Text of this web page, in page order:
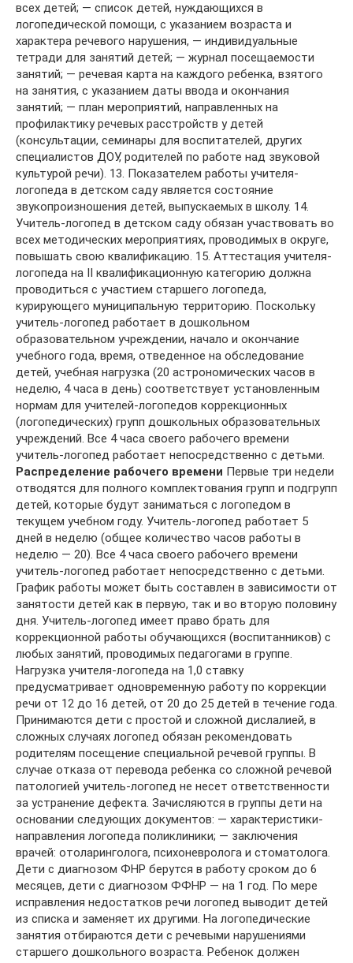
всех детей; — список детей, нуждающихся в
логопедической помощи, с указанием возраста и
характера речевого нарушения, — индивидуальные
тетради для занятий детей; — журнал посещаемости
занятий; — речевая карта на каждого ребенка, взятого
на занятия, с указанием даты ввода и окончания
занятий; — план мероприятий, направленных на
профилактику речевых расстройств у детей
(консультации, семинары для воспитателей, других
специалистов ДОУ, родителей по работе над звуковой
культурой речи). 13. Показателем работы учителя-
логопеда в детском саду является состояние
звукопроизношения детей, выпускаемых в школу. 14.
Учитель-логопед в детском саду обязан участвовать во
всех методических мероприятиях, проводимых в округе,
повышать свою квалификацию. 15. Аттестация учителя-
логопеда на II квалификационную категорию должна
проводиться с участием старшего логопеда,
курирующего муниципальную территорию. Поскольку
учитель-логопед работает в дошкольном
образовательном учреждении, начало и окончание
учебного года, время, отведенное на обследование
детей, учебная нагрузка (20 астрономических часов в
неделю, 4 часа в день) соответствует установленным
нормам для учителей-логопедов коррекционных
(логопедических) групп дошкольных образовательных
учреждений. Все 4 часа своего рабочего времени
учитель-логопед работает непосредственно с детьми.
Распределение рабочего времени Первые три недели отводятся для полного комплектования групп и подгрупп детей, которые будут заниматься с логопедом в текущем учебном году. Учитель-логопед работает 5 дней в неделю (общее количество часов работы в неделю — 20). Все 4 часа своего рабочего времени учитель-логопед работает непосредственно с детьми. График работы может быть составлен в зависимости от занятости детей как в первую, так и во вторую половину дня. Учитель-логопед имеет право брать для коррекционной работы обучающихся (воспитанников) с любых занятий, проводимых педагогами в группе. Нагрузка учителя-логопеда на 1,0 ставку предусматривает одновременную работу по коррекции речи от 12 до 16 детей, от 20 до 25 детей в течение года. Принимаются дети с простой и сложной дислалией, в сложных случаях логопед обязан рекомендовать родителям посещение специальной речевой группы. В случае отказа от перевода ребенка со сложной речевой патологией учитель-логопед не несет ответственности за устранение дефекта. Зачисляются в группы дети на основании следующих документов: — характеристики-направления логопеда поликлиники; — заключения врачей: отоларинголога, психоневролога и стоматолога. Дети с диагнозом ФНР берутся в работу сроком до 6 месяцев, дети с диагнозом ФФНР — на 1 год. По мере исправления недостатков речи логопед выводит детей из списка и заменяет их другими. На логопедические занятия отбираются дети с речевыми нарушениями старшего дошкольного возраста. Ребенок должен получать индивидуальную коррекционную помощь не менее 3 раз в неделю. Продолжительность индивидуальных занятий зависит от речевого диагноза, возраста ребенка, индивидуальных особенностей развития ребенка, его психофизического статуса. Время, отведенное на индивидуальное занятие с ребенком, увеличивается, если учитель-логопед сам забирает ребенка из группы и отводит его в группу после окончания занятия. Учитель-логопед планирует подгрупповые занятия, если есть дети одного возраста со сходными речевыми диагнозами (не менее 6 детей). Продолжительность подгруппового занятия не должна превышать время, предусмотренное физиологическими особенностями возраста (программой обучения и воспитания в детском саду, инструктивно-методическим письмом «О гигиенических требованиях к максимальной нагрузке на детей дошкольного возраста в организованных формах обучения»). Планирование логопедической работы учитель-логопед осуществляет в соответствии с образовательными программами, отвечающими требованиям государственного образовательного стандарта, и несет ответственность за их реализацию не в полном объеме. Наряду с коррекционными мероприятиями проводит профилактическую работу в дошкольном образовательном учреждении по предупреждению нарушений речи у детей. Учитель-логопед проводит работу с воспитателями дошкольного образовательного учреждения по проблеме речевого развития детей дошкольного возраста (консультации, семинары, семинары-практикумы и другие формы и виды работ), родителями (законными представителями) посещающих его занятия. Показателем работы учителя-логопеда является состояние звукопроизношения детей, выпускаемых в школу. Аттестация учителя-логопеда на II квалификационную категорию должна проводиться с участием старшего логопеда ОМЦ. Оборудование логопедического кабинета На двери логопедического кабинета должно висеть расписание работы учителя-логопеда. В логопедическом кабинете должно находиться следующее оборудование. 1. Столы по количеству детей, занимающихся в одной подгруппе. 2. Шкафы или полки в достаточном количестве для наглядных пособий, учебного материала и методической литературы. 3. Настенное зеркало 50х100 см для индивидуальной работы над звукопроизношением, оно должно висеть возле окна со специальным освещением. 4. Зеркала 9х12 см по количеству детей, занимающихся одновременно коррекцией произношения на подгрупповом занятии. 5. Стол возле настенного зеркала для индивидуальной работы с ребенком и два стула — для ребенка и для учителя-логопеда. 6. Набор логопедических зондов, этиловый спирт для обработки зондов. 7. Технические средства обучения. 8. Настенная касса букв. 9. Наглядный материал, используемый при обследовании речи детей, размещенный в отдельном ящике или конвертах. 10. Наглядный материал по развитию речи, систематизированный и сложенный в специальные ящики. 11. Учебные пособия в виде карточек, карточек с индивидуальными заданиями, альбом для работы над звукопроизношением. 12. Различные речевые игры. 13. Методическая литература. 14. Полотенце, мыло и бумажные салфетки. Логопедический кабинет должен быть эстетично оформлен, украшен комнатными растениями. Не рекомендуется вешать на стены картины, эстампы, рисунки и таблицы, не связанные с коррекционным процессом, так как они отвлекают внимание детей во время занятий и создают ненужную пестроту обстановки. Документация и ее ведение Для учета коррекционного процесса, который проводит учитель-логопед, предлагаются следующие виды документации: 1. Журнал учета посещаемости логопедических занятий детьми. 2. Журнал обследования речи детей, посещающих дошкольное образовательное учреждение (с 3 до 7 лет). 3. Журнал регистрации детей, нуждающихся в коррекционной (логопедической) помощи. 4. Речевая карта на каждого ребенка с перспективным планом работы по коррекции выявленных речевых нарушений, результатами продвижения раз в полгода, с указанием даты ввода и окончания занятий. 5. План мероприятий, направленных на профилактику речевых расстройств у детей (консультации, семинары для воспитателей, других специалистов ДОУ, родителей или лиц их заменяющих по работе над звуковой культурой речи). 6. Календарный план подгрупповых и индивидуальных занятий с детьми. 7. Тетради-дневники для индивидуальных занятий по коррекции речи детей. 8. Расписание занятий, заверенное заведующим дошкольным образовательным учреждением. 9. График работы учителя-логопеда, утвержденный руководителем дошкольного образовательного учреждения, согласованный с администрацией учреждения. 10. Картотека с перечислением оборудования, учебных и наглядных пособий, находящихся в логопедическом кабинете. 11. Копии отчетов об эффективности коррекционной (логопедической) работы за учебный год (не менее чем за последние три года). 12. Катамнестические данные о детях, прошедших курс коррекционных занятий посредством взаимодействия с учителями начальных классов школ и воспитателями детского сада, за прошедшие три года. Должностная инструкция учителя-логопеда 1. Общие положения 1. Учитель-логопед назначается и увольняется руководителем образовательного учреждения. 2. Учитель-логопед должен иметь высшее дефектологическое образование, повышать свою квалификацию. 3. Учитель-логопед в своей работе: — руководствуется: • Конституцией Российской Федерации; • законами Российской Федерации; • решениями правительства Российской Федерации и органов управления образованием по вопросам образования; • Конвенцией о правах ребенка; • Уставом дошкольного образовательного учреждения; • инструкцией по охране жизни и здоровья детей дошкольного возраста; • настоящей должностной инструкцией; — должен знать: • возрастную и специальную педагогику и психологию; • анатомо-физиологические и клинические основы дефектологии; • методы и приемы предупреждения и исправления нарушений в речевом развитии обучающихся (воспитанников); • нормативные и методические документы по вопросам профессиональной и практической деятельности; • программную методическую литературу по работе с обучающимися (воспитанниками), имеющими нарушения в речевом развитии; • новейшие достижения дефектологической науки; • правила и нормы труда; техники безопасности и противопожарной защиты. 2. Функции 1. Осуществляет работу, направленную на предупреждение и максимальную коррекцию специфических нарушений речи и других отклонений в развитии психических процессов (памяти, мышления, внимания и др.). 2. Разрабатывает план мероприятий, направленных на профилактику речевых расстройств у детей (воспитанников) (консультации, семинары для воспитателей, других специалистов ДОУ, родителей (лиц, их заменяющих) по работе над звуковой культурой речи). 3. Должностные обязанности 1. Обследует и определяет структуру и степень выраженности речевых нарушений различного генеза у обучающихся (воспитанников) в возрасте от 3 до 7 лет. 2. Комплектует группы для занятий с учетом речевых нарушений обучающихся (воспитанников). 3. Проводит подгрупповые и индивидуальные занятия по исправлению отклонений в речевом развитии, восстановлению нарушенных функций. 4. Работает в тесном контакте с воспитателями, другими специалистами образовательного учреждения, посещает занятия. 5. Консультирует педагогических работников и родителей (лиц, их заменяющих) по применению специальных методов и приемов оказания помощи детям, имеющим нарушения в развитии речи. 6. Ведет необходимую документацию. 7. Способствует формированию общей культуры личности, социализации, осознанного выбора и освоения профессиональных программ. 8. Использует разнообразные формы, методы, приемы и средства обучения и коррекции в рамках государственных стандартов. 9. Обеспечивает уровень подготовки обучающихся (воспитанников), соответствующий требованиям государственного образовательного стандарта, и несет ответственность за их реализацию в полном объеме. 10. Реализует образовательные программы дошкольного образовательного учреждения. 11. Соблюдает права и свободы обучающихся (воспитанников), содержащиеся в Законе России «Об образовании», Конвенции о правах ребенка. 12. Систематически повышает свою профессиональную квалификацию. 13. Участвует в деятельности методических объединений и других формах методической работы по обмену опытом работы в своем образовательном учреждении, районе, округе, городе. 14. Работает по графику, составленному исходя из 20-часовой рабочей недели, утвержденному руководителем образовательного учреждения, согласованному с профсоюзной организацией. 15. Осуществляет связь с родителями. 16. Обеспечивает охрану жизни и здоровья обучающихся (воспитанников) в период образовательного процесса